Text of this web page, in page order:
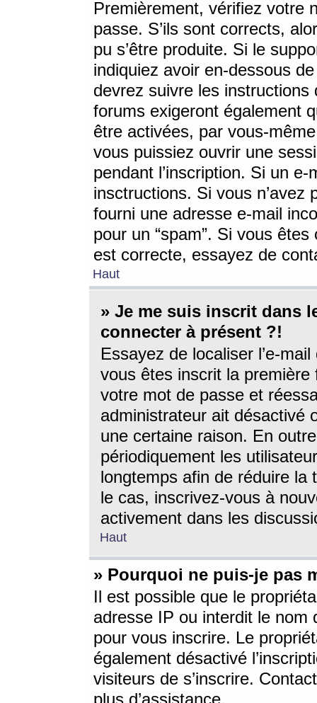
Premièrement, vérifiez votre
passe. S’ils sont corrects,
pu s’être produite. Si le
indiquiez avoir en-dessous
devrez suivre les
forums exigeront également
être activées, par vous-
vous puissiez ouvrir une
pendant l’inscription. Si un
insctructions. Si vous n’avez
fourni une adresse e-mail
pour un “spam”. Si vous
est correcte, essayez de
Haut
» Je me suis inscrit dans
connecter à présent ?!
Essayez de localiser l’e-
vous êtes inscrit la première
votre mot de passe et
administrateur ait désactivé
une certaine raison. En
périodiquement les
longtemps afin de réduire la
le cas, inscrivez-vous à
activement dans les
Haut
» Pourquoi ne puis-je pas
Il est possible que le
adresse IP ou interdit le nom
pour vous inscrire. Le
également désactivé
visiteurs de s’inscrire.